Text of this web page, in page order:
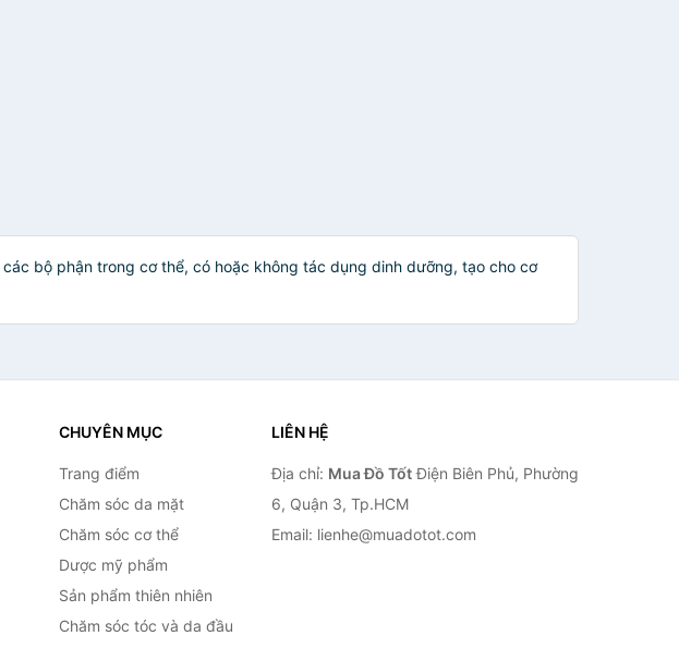
bộ phận trong cơ thể, có hoặc không tác dụng dinh dưỡng, tạo cho cơ
CHUYÊN MỤC
Trang điểm
Chăm sóc da mặt
Chăm sóc cơ thể
Dược mỹ phẩm
Sản phẩm thiên nhiên
Chăm sóc tóc và da đầu
LIÊN HỆ
Địa chỉ: Mua Đồ TốtĐiện Biên Phủ, Phường
6, Quận 3, Tp.HCM
Email: lienhe@muadotot.com